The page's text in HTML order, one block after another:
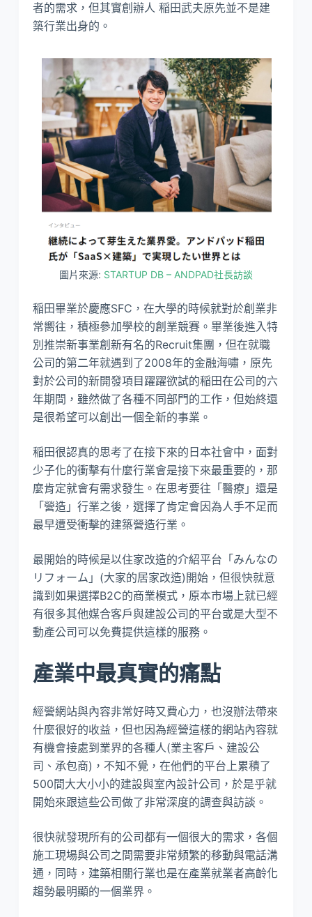
者的需求，但其實創辦人 稲田武夫原先並不是建
築行業出身的。
圖片來源: STARTUP DB – ANDPAD社長訪談
稲田畢業於慶應SFC，在大學的時候就對於創業非
常嚮往，積極參加學校的創業競賽。畢業後進入特
別推崇新事業創新有名的Recruit集團，但在就職
公司的第二年就遇到了2008年的金融海嘯，原先
對於公司的新開發項目躍躍欲試的稲田在公司的六
年期間，雖然做了各種不同部門的工作，但始終還
是很希望可以創出一個全新的事業。
稲田很認真的思考了在接下來的日本社會中，面對
少子化的衝擊有什麼行業會是接下來最重要的，那
麼肯定就會有需求發生。在思考要往「醫療」還是
「營造」行業之後，選擇了肯定會因為人手不足而
最早遭受衝擊的建築營造行業。
最開始的時候是以住家改造的介紹平台「みんなの
リフォーム」(大家的居家改造)開始，但很快就意
識到如果選擇B2C的商業模式，原本市場上就已經
有很多其他媒合客戶與建設公司的平台或是大型不
動產公司可以免費提供這樣的服務。
產業中最真實的痛點
經營網站與內容非常好時又費心力，也沒辦法帶來
什麼很好的收益，但也因為經營這樣的網站內容就
有機會接處到業界的各種人(業主客戶、建設公
司、承包商)，不知不覺，在他們的平台上累積了
500間大大小小的建設與室內設計公司，於是乎就
開始來跟這些公司做了非常深度的調查與訪談。
很快就發現所有的公司都有一個很大的需求，各個
施工現場與公司之間需要非常頻繁的移動與電話溝
通，同時，建築相關行業也是在產業就業者高齡化
趨勢最明顯的一個業界。